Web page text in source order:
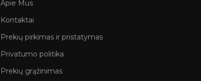
Apie Mus
Kontaktai
Prekių pirkimas ir pristatymas
Privatumo politika
Prekių grąžinimas